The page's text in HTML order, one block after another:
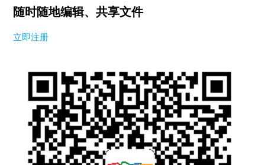
随时随地编辑、共享文件
立即注册